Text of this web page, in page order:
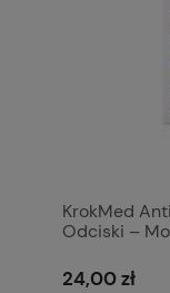
KrokMed
Odciski –
24,00 zł